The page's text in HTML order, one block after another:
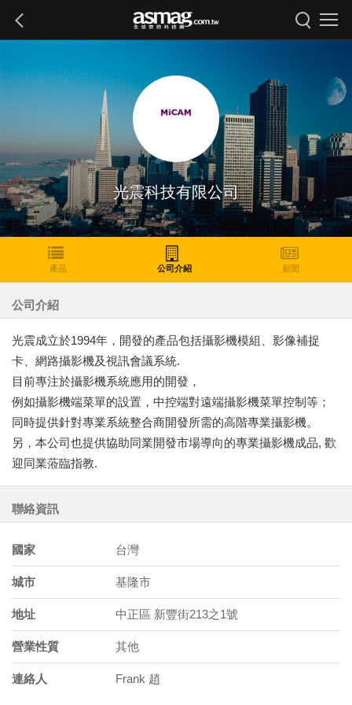
光震科技有限公司
產品 公司介紹 新聞
公司介紹
光震成立於1994年，開發的產品包括攝影機模組、影像補捉
卡、網路攝影機及視訊會議系統.
目前專注於攝影機系統應用的開發，
例如攝影機端菜單的設置，中控端對遠端攝影機菜單控制等；
同時提供針對專業系統整合商開發所需的高階專業攝影機。
另，本公司也提供協助同業開發市場導向的專業攝影機成品, 歡
迎同業蒞臨指教.
聯絡資訊
國家 台灣
城市 基隆市
地址 中正區 新豐街213之1號
營業性質 其他
連絡人 Frank 趙